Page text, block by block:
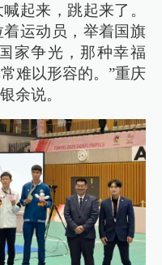
起来，跳起来了。
运动员，举着国旗
家争光，那种幸福
难以形容的。”重庆
余说。